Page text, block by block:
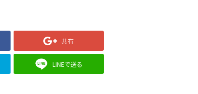
共有
LINEで送る